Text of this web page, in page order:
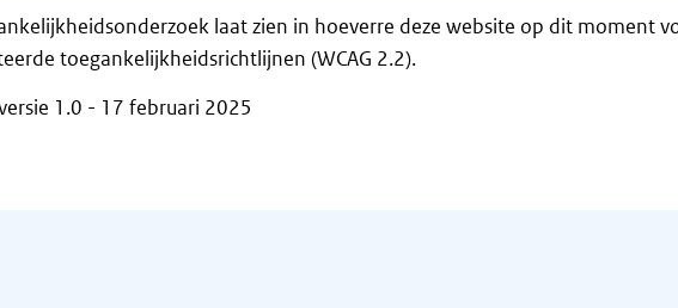
laat zien in hoeverre deze website op dit moment
toegankelijkheidsrichtlijnen (WCAG 2.2).
1.0 - 17 februari 2025